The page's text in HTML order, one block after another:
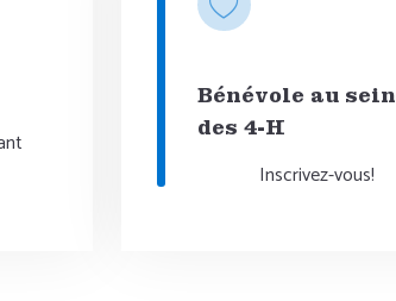
Bénévole au sein
des 4-H
Inscrivez-vous!